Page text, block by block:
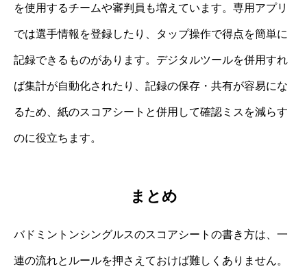
を使用するチームや審判員も増えています。専用アプリ
では選手情報を登録したり、タップ操作で得点を簡単に
記録できるものがあります。デジタルツールを併用すれ
ば集計が自動化されたり、記録の保存・共有が容易にな
るため、紙のスコアシートと併用して確認ミスを減らす
のに役立ちます。
まとめ
バドミントンシングルスのスコアシートの書き方は、一
連の流れとルールを押さえておけば難しくありません。